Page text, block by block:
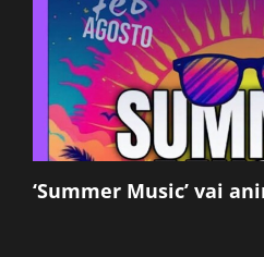
‘Summer Music’ vai